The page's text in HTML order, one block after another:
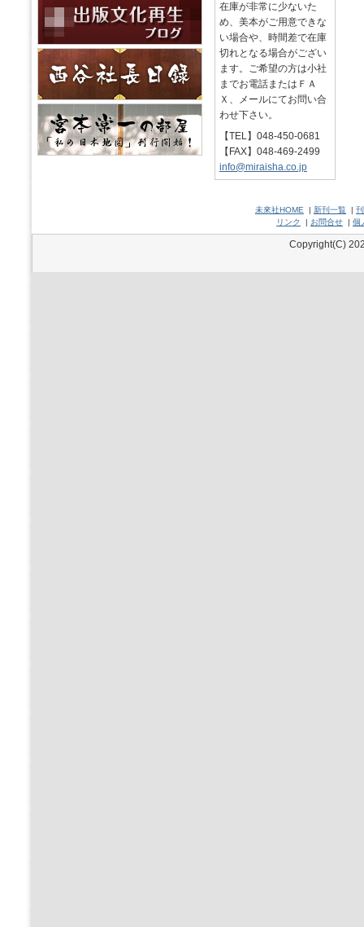
在庫が非常に少ないた
め、美本がご用意できな
い場合や、時間差で在庫
切れとなる場合がござい
ます。ご希望の方は小社
までお電話またはＦＡ
Ｘ、メールにてお問い合
わせ下さい。
【TEL】048-450-0681
【FAX】048-469-2499
info@miraisha.co.jp
未來社HOME | 新刊一覧 |
リンク
| お問合せ | 個
Copyright(C)